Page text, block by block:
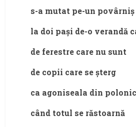
s-a mutat pe-un povârniș
la doi pași de-o verandă
de ferestre care nu sunt
de copii care se șterg
ca agoniseala din polonic
când totul se răstoarnă